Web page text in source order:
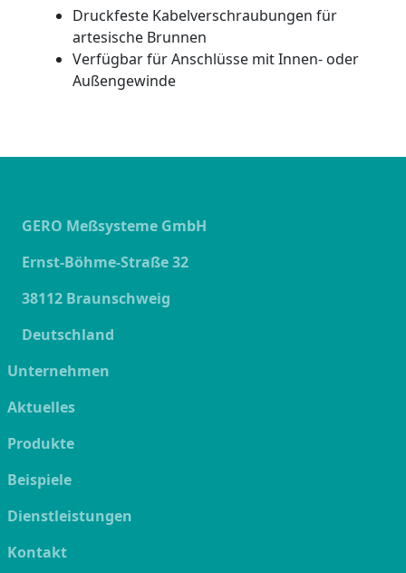
Druckfeste Kabelverschraubungen für
artesische Brunnen
Verfügbar für Anschlüsse mit Innen- oder
Außengewinde
GERO Meßsysteme GmbH
Ernst-Böhme-Straße 32
38112 Braunschweig
Deutschland
Unternehmen
Aktuelles
Produkte
Beispiele
Dienstleistungen
Kontakt